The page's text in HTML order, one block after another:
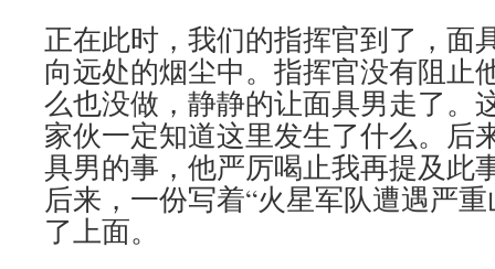
正在此时，我们的指挥官到了，面
向远处的烟尘中。指挥官没有阻止
么也没做，静静的让面具男走了。
家伙一定知道这里发生了什么。后
具男的事，他严厉喝止我再提及此
后来，一份写着“火星军队遭遇严
了上面。